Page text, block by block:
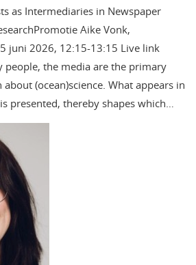
as Intermediaries in Newspaper
Aike Vonk,
juni 2026, 12:15-13:15 Live link
people, the media are the primary
(ocean)science. What appears in
presented, thereby shapes which…